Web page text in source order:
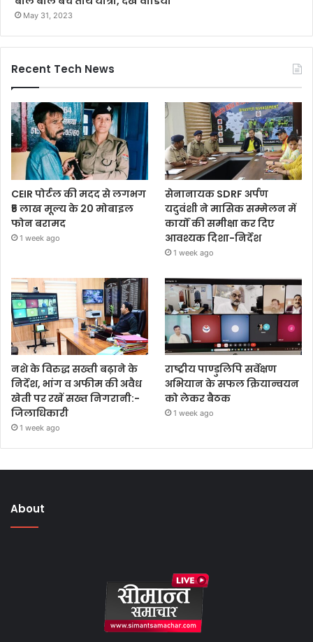
May 31, 2023
Recent Tech News
CEIR पोर्टल की मदद से लगभग
₹5 लाख मूल्य के 20 मोबाइल
फोन बरामद
1 week ago
सेनानायक SDRF अर्पण
यदुवंशी ने मासिक सम्मेलन में
कार्यों की समीक्षा कर दिए
आवश्यक दिशा-निर्देश
1 week ago
नशे के विरुद्ध सख्ती बढ़ाने के
निर्देश, भांग व अफीम की अवैध
खेती पर रखें सख्त निगरानी:-
जिलाधिकारी
1 week ago
राष्ट्रीय पाण्डुलिपि सर्वेक्षण
अभियान के सफल क्रियान्वयन
को लेकर बैठक
1 week ago
About